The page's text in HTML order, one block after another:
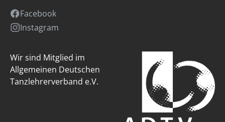
Facebook
Instagram
Wir sind Mitglied im
Allgemeinen Deutschen
Tanzlehrerverband e.V.